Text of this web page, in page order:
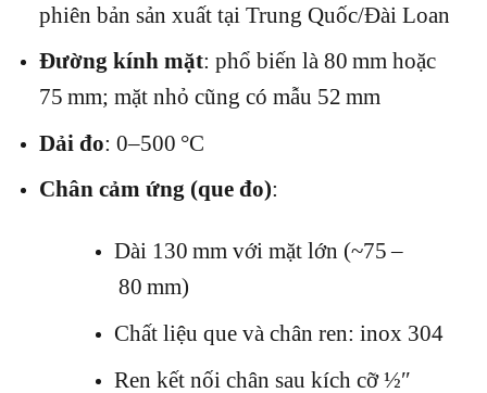
phiên bản sản xuất tại Trung Quốc/Đài Loan
Đường kính mặt: phổ biến là 80 mm hoặc
75 mm; mặt nhỏ cũng có mẫu 52 mm
Dải đo: 0–500 °C
Chân cảm ứng (que đo):
Dài 130 mm với mặt lớn (~75 –
80 mm)
Chất liệu que và chân ren: inox 304
Ren kết nối chân sau kích cỡ ½″